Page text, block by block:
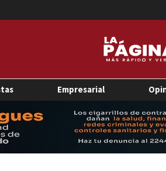
Empresarial